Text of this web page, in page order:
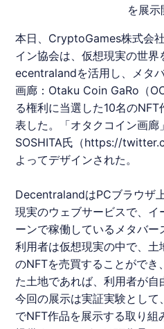
本日、 CryptoGames株式会
イン協会は、仮想現実の世界
ecentralandを活用し、 メタ
画廊：Otaku Coin GaRo（
る権利に当選した10名のNFT
表した。「オタクコイン画廊
SOSHITA氏（https://
よってデザインされた。
DecentralandはPCブラウザ
現実のウェブサービスで、イ
ーンで稼働している メタバー
利用者は仮想現実の中で、
のNFTを売買することができ、
た土地であれば、利用者が自
今回の展示は実証実験として
でNFT作品を展示する取り組